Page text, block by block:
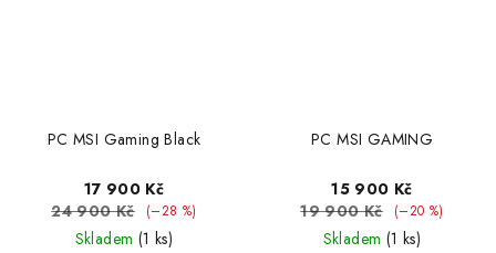
PC MSI Gaming Black
17 900 Kč
24 900 Kč
(–28 %)
Skladem (1 ks)
PC MSI GAMING
15 900 Kč
19 900 Kč
(–20 %)
Skladem (1 ks)